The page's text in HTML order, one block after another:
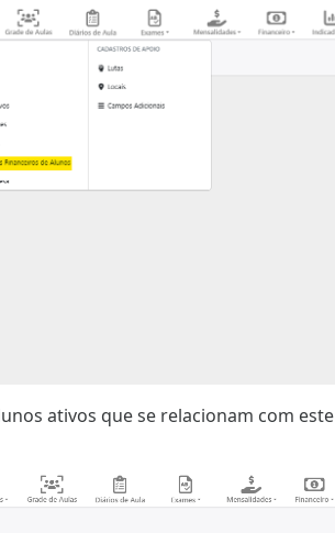
ativos que se relacionam com este